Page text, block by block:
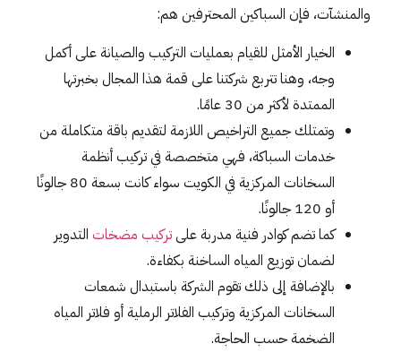
والمنشآت، فإن السباكين المحترفين هم:
الخيار الأمثل للقيام بعمليات التركيب والصيانة على أكمل
وجه، وهنا تتربع شركتنا على قمة هذا المجال بخبرتها
الممتدة لأكثر من 30 عامًا.
وتمتلك جميع التراخيص اللازمة لتقديم باقة متكاملة من
خدمات السباكة، فهي متخصصة في تركيب أنظمة
السخانات المركزية في الكويت سواء كانت بسعة 80 جالونًا
أو 120 جالونًا.
كما تضم كوادر فنية مدربة علىتركيب مضخاتالتدوير
لضمان توزيع المياه الساخنة بكفاءة.
بالإضافة إلى ذلك تقوم الشركة باستبدال شمعات
السخانات المركزية وتركيب الفلاتر الرملية أو فلاتر المياه
الضخمة حسب الحاجة.